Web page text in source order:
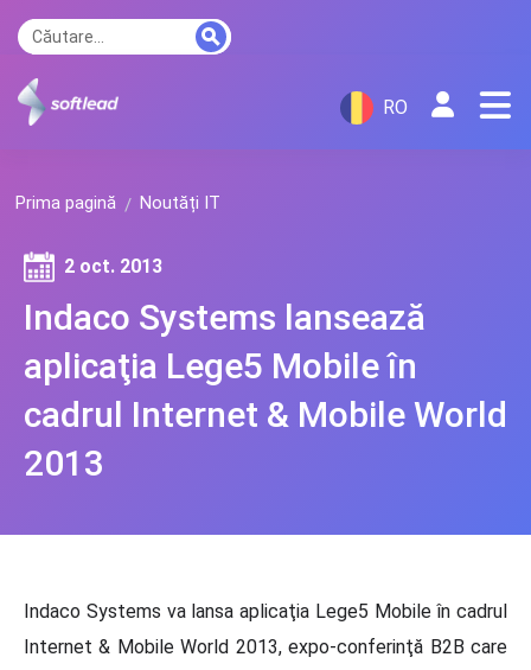
RO
Prima pagină Noutăți IT
Indaco Systems lansează
aplicaţia Lege5 Mobile în
cadrul Internet & Mobile World
2013
2 oct. 2013
Indaco Systems va lansa aplicaţia Lege5 Mobile în cadrul
Internet & Mobile World 2013, expo-conferinţă B2B care